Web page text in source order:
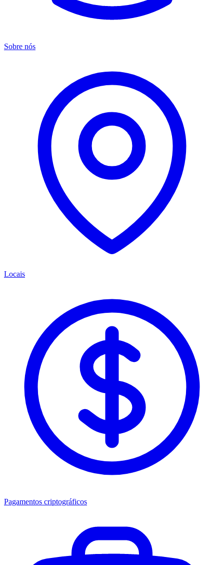
Sobre nós
Locais
Pagamentos criptográficos